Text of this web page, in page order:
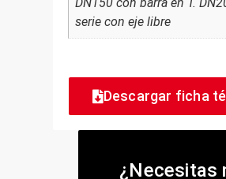
serie con eje libre
Descargar ficha
¿Necesitas